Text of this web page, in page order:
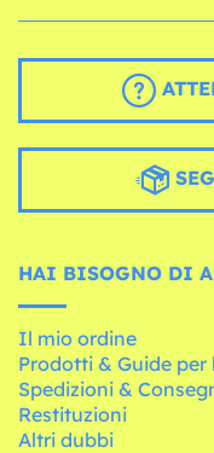
HAI BISOGNO DI
Il mio ordine
Prodotti & Guide per
Spedizioni &
Restituzioni
Altri dubbi